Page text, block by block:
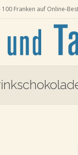
Franken auf Online-